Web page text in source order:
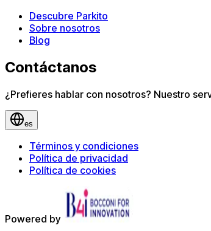
Descubre Parkito
Sobre nosotros
Blog
Contáctanos
¿Prefieres hablar con nosotros? Nuestro
es
Términos y condiciones
Política de privacidad
Política de cookies
Powered by